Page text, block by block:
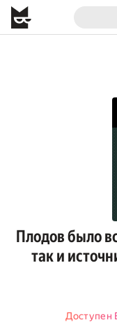
Плодов было
так и
Доступен